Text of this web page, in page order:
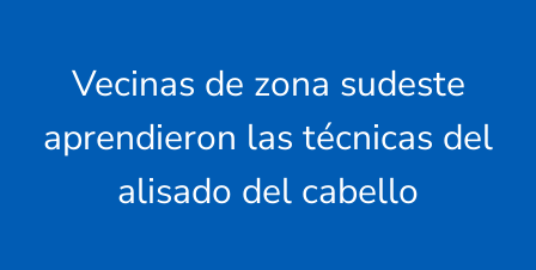
Vecinas de zona sudeste
aprendieron las técnicas del
alisado del cabello